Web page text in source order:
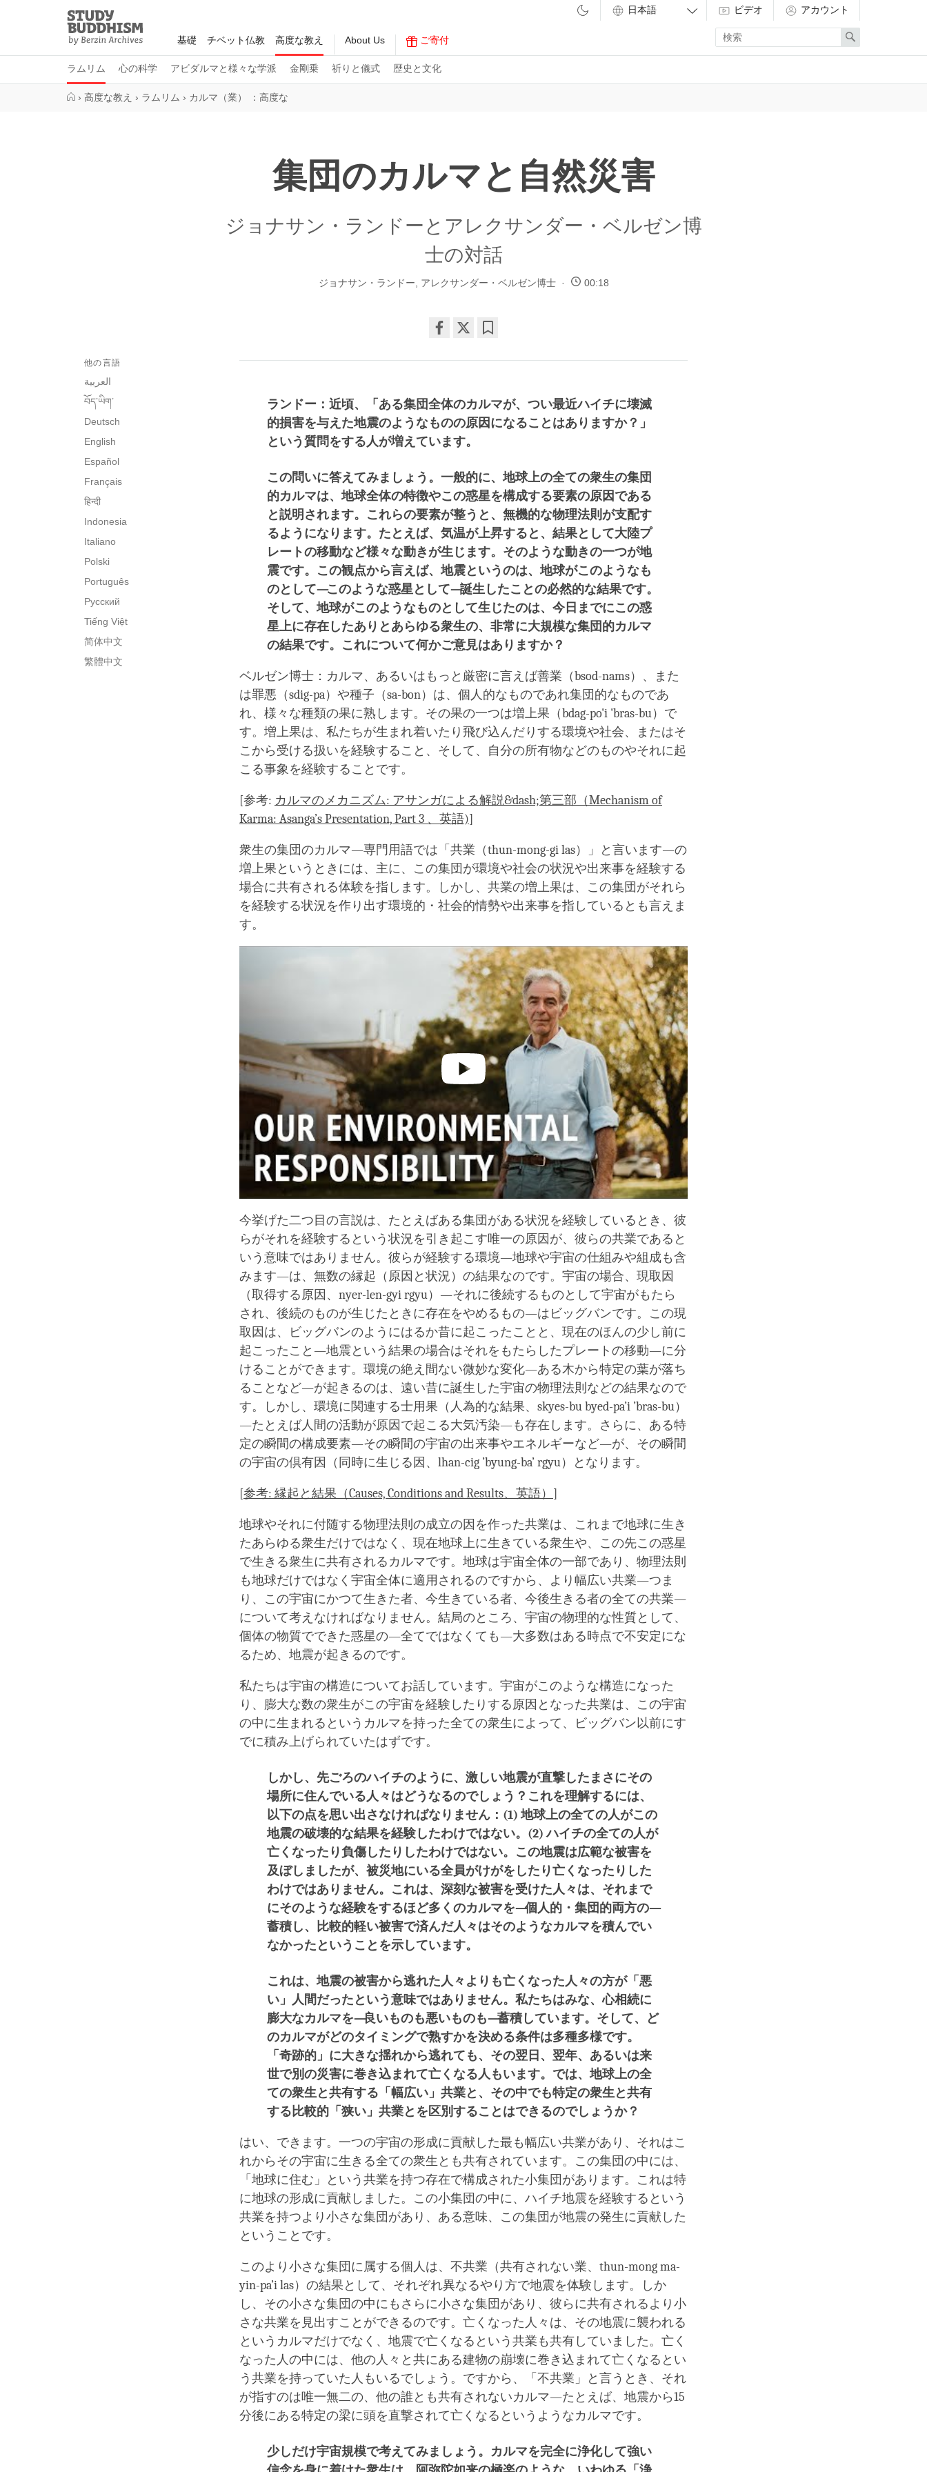
Study
Buddhism
Home
基礎 チベット仏教 高度な教え
ラムリム 心の科学 アビダルマと様々な学派 金剛乗 祈りと儀式 歴史と文化
About Us ご寄付
ビデオ アカウント
Enter
search
term
Search
› 高度な教え › ラムリム › カルマ（業） ：高度な
集団のカルマと自然災害
ジョナサン・ランドーとアレクサンダー・ベルゼン博
士の対話
ジョナサン・ランドー アレクサンダー・ベルゼン博士 00:18
on
他の言語
العربية
བོད་ཡིག་
Deutsch
English
Español
Français
हिन्दी
Indonesia
Italiano
Polski
Português
Русский
Tiếng Việt
简体中文
繁體中文
ランドー：近頃、「ある集団全体のカルマが、つい最近ハイチに壊滅
的損害を与えた地震のようなものの原因になることはありますか？」
という質問をする人が増えています。
この問いに答えてみましょう。一般的に、地球上の全ての衆生の集団
的カルマは、地球全体の特徴やこの惑星を構成する要素の原因である
と説明されます。これらの要素が整うと、無機的な物理法則が支配す
るようになります。たとえば、気温が上昇すると、結果として大陸プ
レートの移動など様々な動きが生じます。そのような動きの一つが地
震です。この観点から言えば、地震というのは、地球がこのようなも
のとして―このような惑星として―誕生したことの必然的な結果です。
そして、地球がこのようなものとして生じたのは、今日までにこの惑
星上に存在したありとあらゆる衆生の、非常に大規模な集団的カルマ
の結果です。これについて何かご意見はありますか？
ベルゼン博士：カルマ、あるいはもっと厳密に言えば善業（bsod-nams）、また
は罪悪（sdig-pa）や種子（sa-bon）は、個人的なものであれ集団的なものであ
れ、様々な種類の果に熟します。その果の一つは増上果（bdag-po'i 'bras-bu）で
す。増上果は、私たちが生まれ着いたり飛び込んだりする環境や社会、またはそ
こから受ける扱いを経験すること、そして、自分の所有物などのものやそれに起
こる事象を経験することです。
[参考: カルマのメカニズム: アサンガによる解説&dash;第三部（Mechanism of
Karma: Asanga’s Presentation, Part 3 、英語)]
衆生の集団のカルマ―専門用語では「共業（thun-mong-gi las）」と言います―の
増上果というときには、主に、この集団が環境や社会の状況や出来事を経験する
場合に共有される体験を指します。しかし、共業の増上果は、この集団がそれら
を経験する状況を作り出す環境的・社会的情勢や出来事を指しているとも言えま
す。
今挙げた二つ目の言説は、たとえばある集団がある状況を経験しているとき、彼
らがそれを経験するという状況を引き起こす唯一の原因が、彼らの共業であると
いう意味ではありません。彼らが経験する環境―地球や宇宙の仕組みや組成も含
みます―は、無数の縁起（原因と状況）の結果なのです。宇宙の場合、現取因
（取得する原因、nyer-len-gyi rgyu）―それに後続するものとして宇宙がもたら
され、後続のものが生じたときに存在をやめるもの―はビッグバンです。この現
取因は、ビッグバンのようにはるか昔に起こったことと、現在のほんの少し前に
起こったこと―地震という結果の場合はそれをもたらしたプレートの移動―に分
けることができます。環境の絶え間ない微妙な変化―ある木から特定の葉が落ち
ることなど―が起きるのは、遠い昔に誕生した宇宙の物理法則などの結果なので
す。しかし、環境に関連する士用果（人為的な結果、skyes-bu byed-pa’i ’bras-bu）
―たとえば人間の活動が原因で起こる大気汚染―も存在します。さらに、ある特
定の瞬間の構成要素―その瞬間の宇宙の出来事やエネルギーなど―が、その瞬間
の宇宙の倶有因（同時に生じる因、lhan-cig ’byung-ba’ rgyu）となります。
[参考: 縁起と結果（Causes, Conditions and Results、英語） ]
地球やそれに付随する物理法則の成立の因を作った共業は、これまで地球に生き
たあらゆる衆生だけではなく、現在地球上に生きている衆生や、この先この惑星
で生きる衆生に共有されるカルマです。地球は宇宙全体の一部であり、物理法則
も地球だけではなく宇宙全体に適用されるのですから、より幅広い共業―つま
り、この宇宙にかつて生きた者、今生きている者、今後生きる者の全ての共業―
について考えなければなりません。結局のところ、宇宙の物理的な性質として、
個体の物質でできた惑星の―全てではなくても―大多数はある時点で不安定にな
るため、地震が起きるのです。
私たちは宇宙の構造についてお話しています。宇宙がこのような構造になった
り、膨大な数の衆生がこの宇宙を経験したりする原因となった共業は、この宇宙
の中に生まれるというカルマを持った全ての衆生によって、ビッグバン以前にす
でに積み上げられていたはずです。
しかし、先ごろのハイチのように、激しい地震が直撃したまさにその
場所に住んでいる人々はどうなるのでしょう？これを理解するには、
以下の点を思い出さなければなりません：(1)地球上の全ての人がこの
地震の破壊的な結果を経験したわけではない。(2)ハイチの全ての人が
亡くなったり負傷したりしたわけではない。 この地震は広範な被害を
及ぼしましたが、被災地にいる全員がけがをしたり亡くなったりした
わけではありません。これは、深刻な被害を受けた人々は、それまで
にそのような経験をするほど多くのカルマを―個人的・集団的両方の―
蓄積し、比較的軽い被害で済んだ人々はそのようなカルマを積んでい
なかったということを示しています。
これは、地震の被害から逃れた人々よりも亡くなった人々の方が「悪
い」人間だったという意味ではありません。私たちはみな、心相続に
膨大なカルマを―良いものも悪いものも―蓄積しています。そして、ど
のカルマがどのタイミングで熟すかを決める条件は多種多様です。
「奇跡的」に大きな揺れから逃れても、その翌日、翌年、あるいは来
世で別の災害に巻き込まれて亡くなる人もいます。では、地球上の全
ての衆生と共有する「幅広い」共業と、その中でも特定の衆生と共有
する比較的「狭い」共業とを区別することはできるのでしょうか？
はい、できます。一つの宇宙の形成に貢献した最も幅広い共業があり、それはこ
れからその宇宙に生きる全ての衆生とも共有されています。この集団の中には、
「地球に住む」という共業を持つ存在で構成された小集団があります。これは特
に地球の形成に貢献しました。この小集団の中に、ハイチ地震を経験するという
共業を持つより小さな集団があり、ある意味、この集団が地震の発生に貢献した
ということです。
このより小さな集団に属する個人は、不共業（共有されない業、thun-mong ma-
yin-pa’i las）の結果として、それぞれ異なるやり方で地震を体験します。しか
し、その小さな集団の中にもさらに小さな集団があり、彼らに共有されるより小
さな共業を見出すことができるのです。亡くなった人々は、その地震に襲われる
というカルマだけでなく、地震で亡くなるという共業も共有していました。亡く
なった人の中には、他の人々と共にある建物の崩壊に巻き込まれて亡くなるとい
う共業を持っていた人もいるでしょう。ですから、「不共業」と言うとき、それ
が指すのは唯一無二の、他の誰とも共有されないカルマ―たとえば、地震から15
分後にある特定の梁に頭を直撃されて亡くなるというようなカルマです。
少しだけ宇宙規模で考えてみましょう。カルマを完全に浄化して強い